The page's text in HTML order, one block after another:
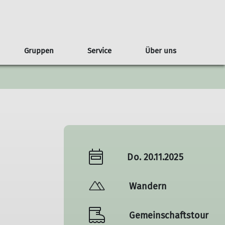
Tourenberichte
Kontakt & Anfahrt
Gruppen
Jugendgruppen
Service
Kontakt
Über uns
Geschichte Satzung
Do. 20.11.2025
Wandern
Gemeinschaftstour